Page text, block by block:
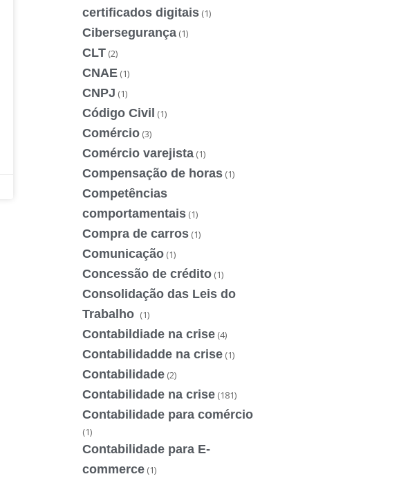
certificados digitais (1)
Cibersegurança (1)
CLT (2)
CNAE (1)
CNPJ (1)
Código Civil (1)
Comércio (3)
Comércio varejista (1)
Compensação de horas (1)
Competências
comportamentais (1)
Compra de carros (1)
Comunicação (1)
Concessão de crédito (1)
Consolidação das Leis do
Trabalho (1)
Contabildiade na crise (4)
Contabilidadde na crise (1)
Contabilidade (2)
Contabilidade na crise (181)
Contabilidade para comércio
(1)
Contabilidade para E-
commerce (1)